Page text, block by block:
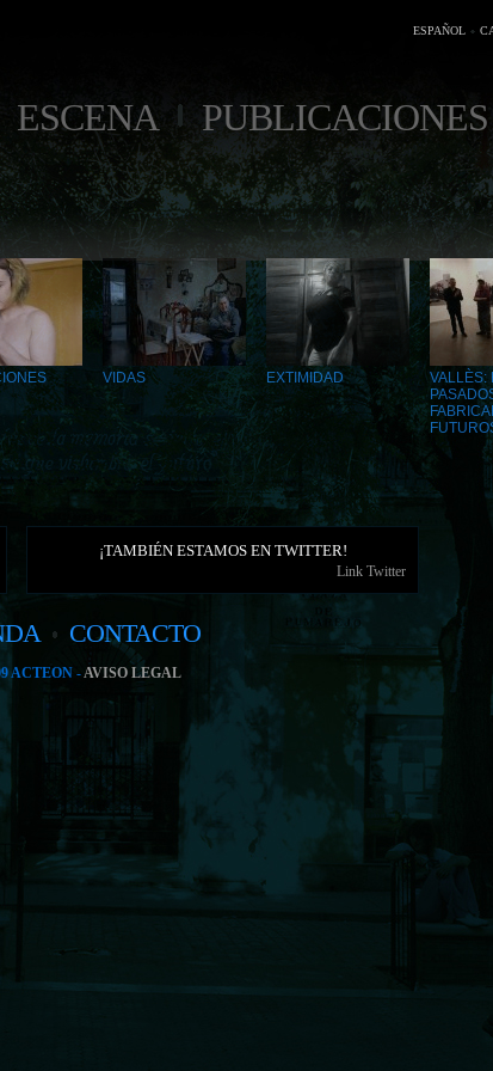
ESPAÑOL
ESCENA PUBLICACIONES
VIDAS EXTIMIDAD
VALLÈS:
¡TAMBIÉN ESTAMOS EN TWITTER!
Link Twitter
CONTACTO
ACTEON -AVISO LEGAL